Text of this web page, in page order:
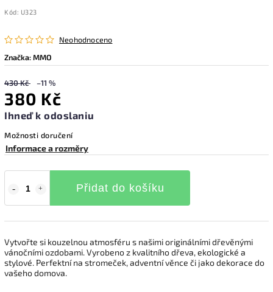
Kód: U323
Neohodnoceno
Značka:MMO
430 Kč –11 %
380 Kč
Ihneď k odoslaniu
Možnosti doručení
Informace a rozměry
Přidat do košíku
Vytvořte si kouzelnou atmosféru s našimi originálními dřevěnými
vánočními ozdobami. Vyrobeno z kvalitního dřeva, ekologické a
stylové. Perfektní na stromeček, adventní věnce či jako dekorace do
vašeho domova.